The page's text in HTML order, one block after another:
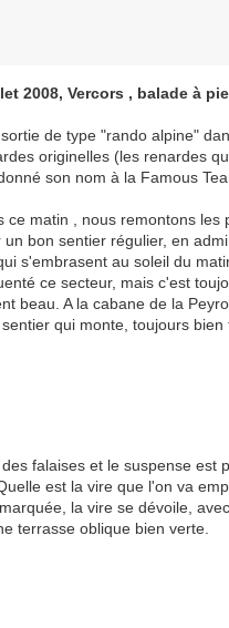
2008, Vercors , balade à
de type "rando alpine"
originelles (les renardes
son nom à la Famous
ce matin , nous remontons les
un bon sentier régulier, en
s'embrasent au soleil du
ce secteur, mais c'est
beau. A la cabane de la
qui monte, toujours bien
falaises et le suspense est
est la vire que l'on va
la vire se dévoile,
terrasse oblique bien verte.